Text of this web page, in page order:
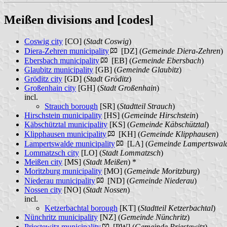
Meißen divisions and [codes]
Coswig city [CO] (Stadt Coswig)
Diera-Zehren municipality
[DZ] (Gemeinde Diera-Zehren)
Ebersbach municipality
[EB] (Gemeinde Ebersbach)
Glaubitz municipality [GB] (Gemeinde Glaubitz)
Gröditz city [GD] (Stadt Gröditz)
Großenhain city [GH] (Stadt Großenhain)
incl.
Strauch borough [SR] (Stadtteil Strauch)
Hirschstein municipality [HS] (Gemeinde Hirschstein)
Käbschütztal municipality [KS] (Gemeinde Käbschütztal)
Klipphausen municipality
[KH] (Gemeinde Klipphausen)
Lampertswalde municipality
[LA] (Gemeinde
Lommatzsch city [LO] (Stadt Lommatzsch)
Meißen city [MS] (Stadt Meißen) *
Moritzburg municipality [MO] (Gemeinde Moritzburg)
Niederau municipality
[ND] (Gemeinde Niederau)
Nossen city [NO] (Stadt Nossen)
incl.
Ketzerbachtal borough [KT] (Stadtteil Ketzerbachtal)
Nünchritz municipality [NZ] (Gemeinde Nünchritz)